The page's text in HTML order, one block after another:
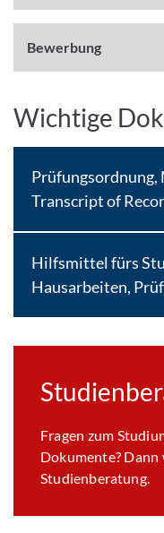
Bewerbung
Wichtige
Prüfungsordnung,
Transcript of
Hilfsmittel fürs
Hausarbeiten,
Fragen zum
Dokumente? Dann
Studienberatung.